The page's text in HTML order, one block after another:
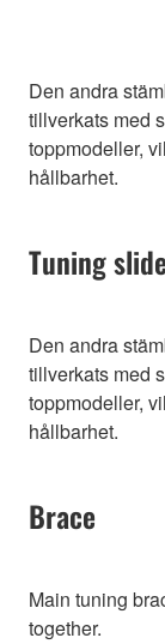
Den andra
tillverkats med
toppmodeller,
hållbarhet.
Tuning
Den andra
tillverkats med
toppmodeller,
hållbarhet.
Brace
Main tuning
together.